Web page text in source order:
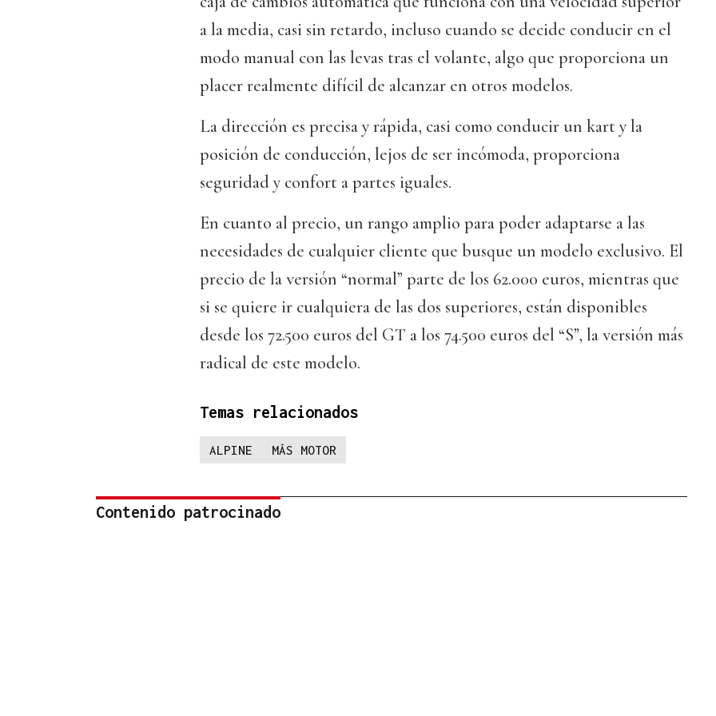
a la media, casi sin retardo, incluso cuando se decide conducir en el
modo manual con las levas tras el volante, algo que proporciona un
placer realmente difícil de alcanzar en otros modelos.
La dirección es precisa y rápida, casi como conducir un kart y la
posición de conducción, lejos de ser incómoda, proporciona
seguridad y confort a partes iguales.
En cuanto al precio, un rango amplio para poder adaptarse a las
necesidades de cualquier cliente que busque un modelo exclusivo. El
precio de la versión “normal” parte de los 62.000 euros, mientras que
si se quiere ir cualquiera de las dos superiores, están disponibles
desde los 72.500 euros del GT a los 74.500 euros del “S”, la versión más
radical de este modelo.
Temas relacionados
ALPINE MÁS MOTOR
Contenido patrocinado